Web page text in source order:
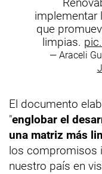
implementar
que
limpias.
— Araceli
El documento
"englobar el
una matriz más
los compromisos
nuestro país en